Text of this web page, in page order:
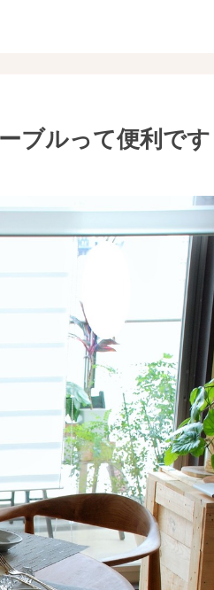
ブルって便利です